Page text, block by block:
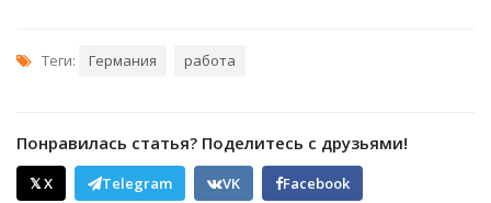
Теги: Германия работа
Понравилась статья? Поделитесь с друзьями!
𝕏 X Telegram VK Facebook